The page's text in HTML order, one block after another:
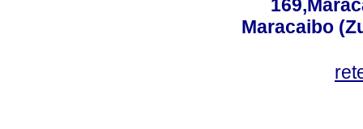
Maracaibo